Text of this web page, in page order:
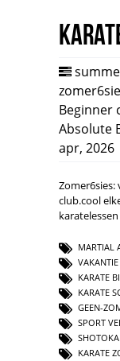
Beginner
Absolute
apr, 2026
Zomer6sies:
club.cool
MARTIAL
KARATE
KARATE
GEEN-
SPORT
KARATE